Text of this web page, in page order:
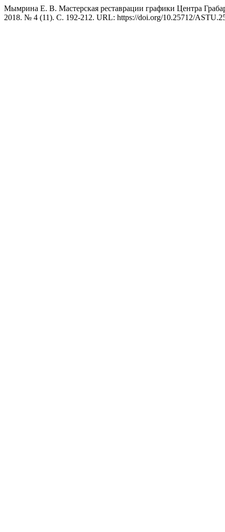
Мымрина Е. В. Мастерская реставрации графики Центра
2018. № 4 (11). С. 192-212. URL: https://doi.org/10.25712/